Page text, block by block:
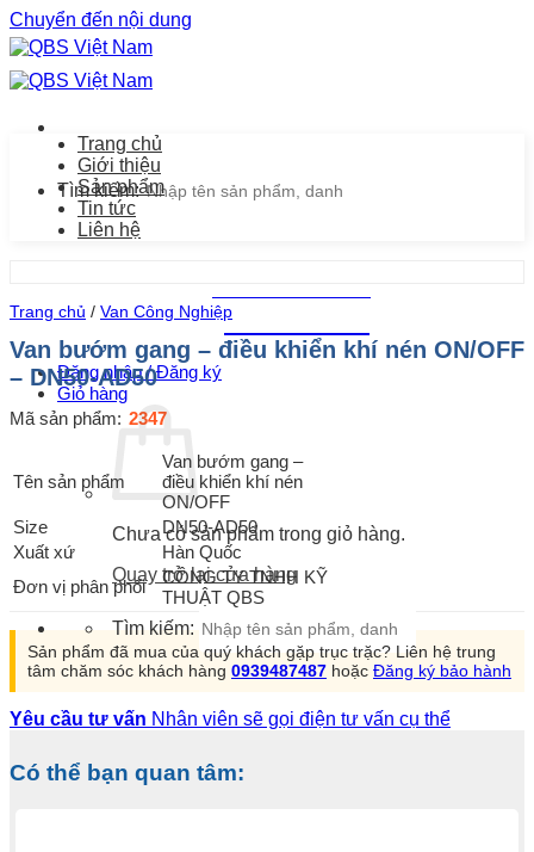
Chuyển đến nội dung
Tìm kiếm:
0939.487.487
Đăng nhập / Đăng ký
Giỏ hàng
Chưa có sản phẩm trong giỏ hàng.
Quay trở lại cửa hàng
Tìm kiếm:
Trang chủ
Giới thiệu
Sản phẩm
Tin tức
Liên hệ
Trang chủ / Van Công Nghiệp
Van bướm gang – điều khiển khí nén ON/OFF
– DN50-AD50
Mã sản phẩm: 2347
Tên sản phẩm
Van bướm gang –
điều khiển khí nén
ON/OFF
Size
DN50-AD50
Xuất xứ
Hàn Quốc
Đơn vị phân phối
CÔNG TY TNHH KỸ
THUẬT QBS
Sản phẩm đã mua của quý khách gặp trục trặc? Liên hệ trung
tâm chăm sóc khách hàng 0939487487 hoặc Đăng ký bảo hành
Yêu cầu tư vấn Nhân viên sẽ gọi điện tư vấn cụ thể
Có thể bạn quan tâm: